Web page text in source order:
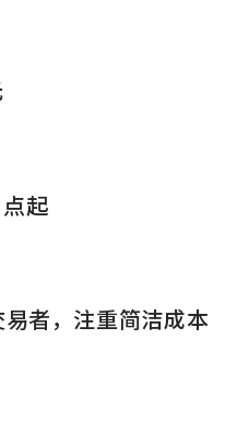
起
易者，注重简洁成本